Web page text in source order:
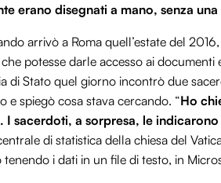
erano disegnati a mano, senza
arrivò a Roma quell’estate del
potesse darle accesso ai
di Stato quel giorno incontrò due
e spiegò cosa stava cercando. “Ho
I sacerdoti, a sorpresa, le
di statistica della chiesa del
tenendo i dati in un file di testo, in